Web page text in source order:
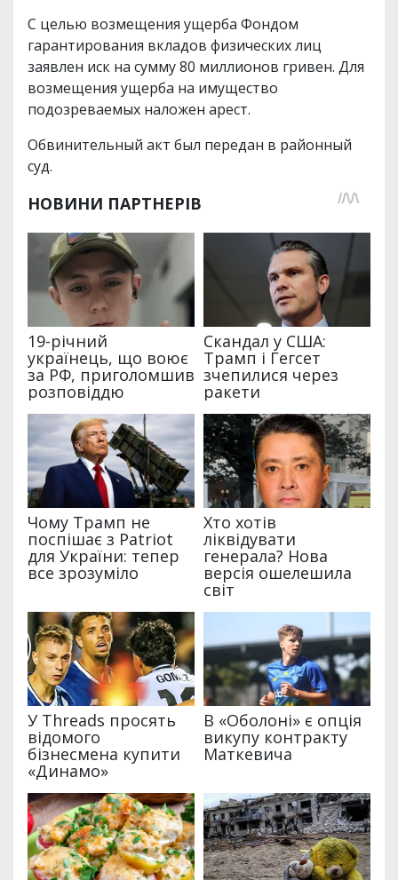
С целью возмещения ущерба Фондом
гарантирования вкладов физических лиц
заявлен иск на сумму 80 миллионов гривен. Для
возмещения ущерба на имущество
подозреваемых наложен арест.
Обвинительный акт был передан в районный
суд.